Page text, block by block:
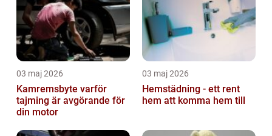
03 maj 2026
Kamremsbyte varför
tajming är avgörande för
din motor
03 maj 2026
Hemstädning - ett rent
hem att komma hem till